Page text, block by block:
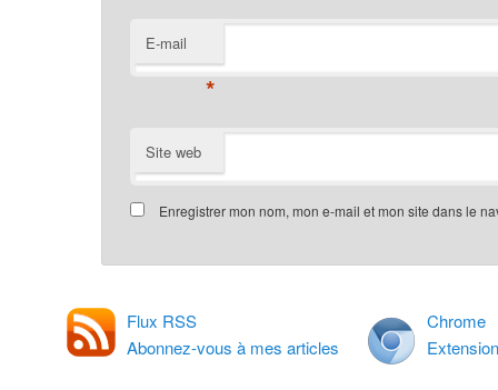
E-mail
*
Site web
Enregistrer mon nom, mon e-mail et mon site dans le
Flux RSS
Abonnez-vous à mes articles
Chrome